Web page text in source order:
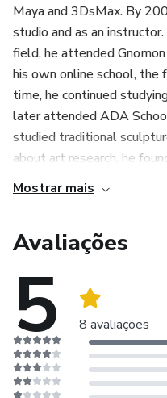
Maya and 3DsMax. By
studio and as an
field, he attended
his own online school, the
time, he continued
later attended ADA
studied traditional
about art research, he
Mostrar mais
Avaliações
5 8 avaliações